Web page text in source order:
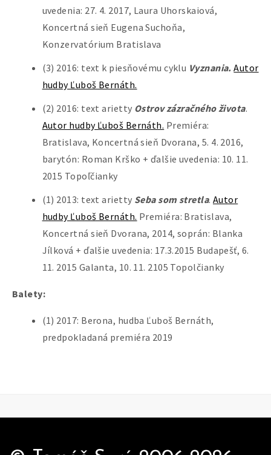
uvedenia: 27. 4. 2017, Laura Uhorskaiová,
Koncertná sieň Eugena Suchoňa,
Konzervatórium Bratislava
(3) 2016: text k piesňovému cyklu Vyznania. Autor
hudby Ľuboš Bernáth.
(2) 2016: text arietty Ostrov zázračného života.
Autor hudby Ľuboš Bernáth. Premiéra:
Bratislava, Koncertná sieň Dvorana, 5. 4. 2016,
barytón: Roman Krško + ďalšie uvedenia: 10. 11.
2015 Topoľčianky
(1) 2013: text arietty Seba som stretla. Autor
hudby Ľuboš Bernáth. Premiéra: Bratislava,
Koncertná sieň Dvorana, 2014, soprán: Blanka
Jílková + ďalšie uvedenia: 17.3.2015 Budapešť, 6.
11. 2015 Galanta, 10. 11. 2105 Topolčianky
Balety:
(1) 2017: Berona, hudba Ľuboš Bernáth,
predpokladaná premiéra 2019